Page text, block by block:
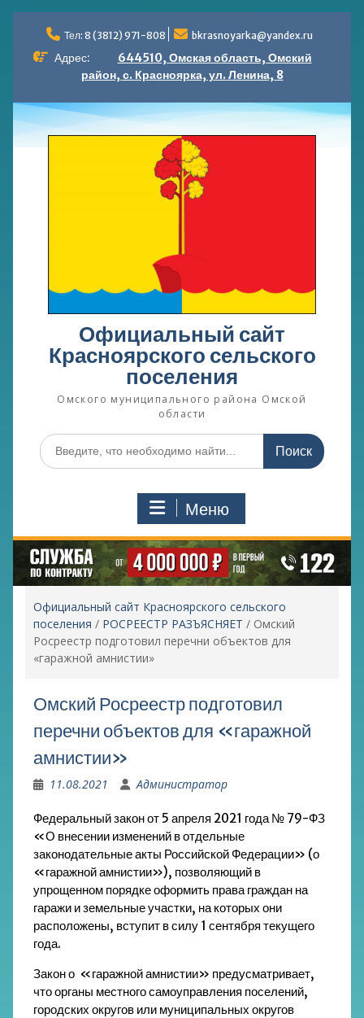
содержимому
Тел: 8 (3812) 971-808 bkrasnoyarka@yandex.ru
Адрес:
644510, Омская область, Омский
район, с. Красноярка, ул. Ленина, 8
Официальный сайт
Красноярского сельского
поселения
Омского муниципального района Омской
области
Поиск
по:
Меню
Официальный сайт Красноярского сельского
поселения / РОСРЕЕСТР РАЗЪЯСНЯЕТ / Омский
Росреестр подготовил перечни объектов для
«гаражной амнистии»
Омский Росреестр подготовил
перечни объектов для «гаражной
амнистии»
11.08.2021 Администратор
Федеральный закон от 5 апреля 2021 года № 79-ФЗ
«О внесении изменений в отдельные
законодательные акты Российской Федерации» (о
«гаражной амнистии»), позволяющий в
упрощенном порядке оформить права граждан на
гаражи и земельные участки, на которых они
расположены, вступит в силу 1 сентября текущего
года.
Закон о «гаражной амнистии» предусматривает,
что органы местного самоуправления поселений,
городских округов или муниципальных округов